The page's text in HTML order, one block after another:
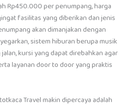
Rp450.000 per penumpang, harga
fasilitas yang diberikan dan jenis
akan dimanjakan dengan
sistem hiburan berupa musik
kursi yang dapat direbahkan agar
layanan door to door yang praktis
Travel makin dipercaya adalah